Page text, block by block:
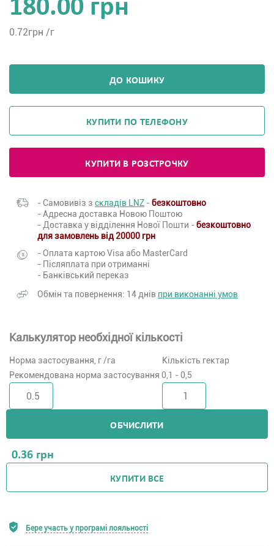
180.00 грн
0.72грн /г
ДО КОШИКУ
КУПИТИ ПО ТЕЛЕФОНУ
КУПИТИ В РОЗСТРОЧКУ
- Самовивіз з складів LNZ - безкоштовно
- Адресна доставка Новою Поштою
- Доставка у відділення Нової Пошти - безкоштовно
для замовлень від 20000 грн
- Оплата картою Visa або MasterCard
- Післяплата при отриманні
- Банківський переказ
Обмін та повернення: 14 днів при виконанні умов
Калькулятор необхідної кількості
Норма застосування, г /га
Кількість гектар
Рекомендована норма застосування 0,1 - 0,5
ОБЧИСЛИТИ
0.36 грн
КУПИТИ ВСЕ
Бере участь у програмі лояльності